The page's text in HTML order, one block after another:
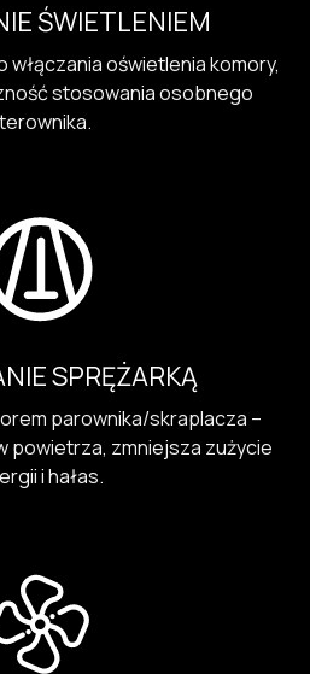
ŚWIETLENIEM
włączania oświetlenia komory,
stosowania osobnego
SPRĘŻARKĄ
parownika/skraplacza –
powietrza, zmniejsza zużycie
i hałas.